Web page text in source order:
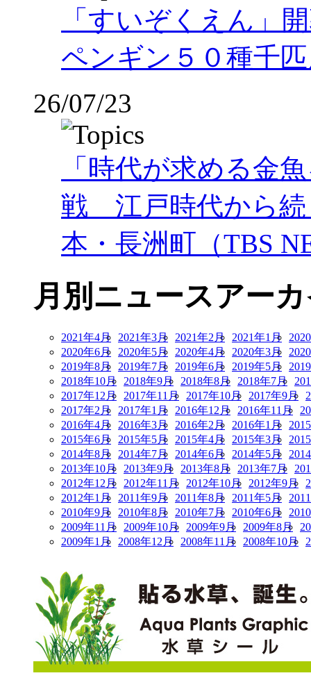
「すいぞくえん」
ペンギン５０種千
26/07/23
「時代が求める金
戦 江戸時代から
本・長洲町（TBS
月別ニュースアー
2021年4月 2021年3月 2021年2月 2021年1月
2020年6月
2020年5月 2020年4月 2020年3月
2019年8月
2019年7月 2019年6月 2019年5月
2018年10月
2018年9月 2018年8月 2018年7月
2017年12月
2017年11月 2017年10月 2017年9月
2017年2月
2017年1月 2016年12月 2016年11月
2016年4月
2016年3月 2016年2月 2016年1月
2015年6月
2015年5月 2015年4月 2015年3月
2014年8月
2014年7月 2014年6月 2014年5月
2013年10月
2013年9月 2013年8月 2013年7月
2012年12月
2012年11月 2012年10月 2012年9月
2012年1月
2011年9月 2011年8月 2011年5月
2010年9月
2010年8月 2010年7月 2010年6月
2009年11月
2009年10月 2009年9月 2009年8月
2009年1月
2008年12月 2008年11月 2008年10月